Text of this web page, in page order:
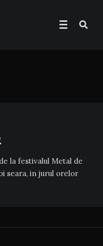
la festivalul Metal de
seara, in jurul orelor